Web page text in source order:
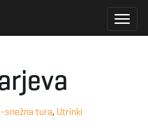
snežna tura, Utrinki